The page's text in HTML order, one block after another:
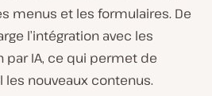
menus et les formulaires. De
l’intégration avec les
IA, ce qui permet de
nouveaux contenus.